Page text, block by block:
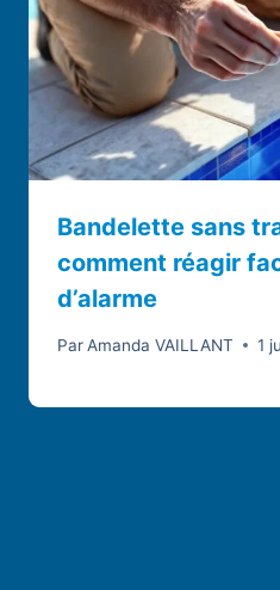
Bandelette sans
comment réagir
d’alarme
Par Amanda VAILLANT 1